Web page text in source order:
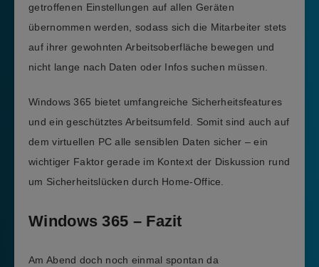
getroffenen Einstellungen auf allen Geräten
übernommen werden, sodass sich die Mitarbeiter stets
auf ihrer gewohnten Arbeitsoberfläche bewegen und
nicht lange nach Daten oder Infos suchen müssen.
Windows 365 bietet umfangreiche Sicherheitsfeatures
und ein geschütztes Arbeitsumfeld. Somit sind auch auf
dem virtuellen PC alle sensiblen Daten sicher – ein
wichtiger Faktor gerade im Kontext der Diskussion rund
um Sicherheitslücken durch Home-Office.
Windows 365 – Fazit
Am Abend doch noch einmal spontan da